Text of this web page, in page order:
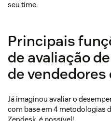
seu time.
Principais
de avaliação
de vendedores
Já imaginou avaliar o
com base em 4 metodologias